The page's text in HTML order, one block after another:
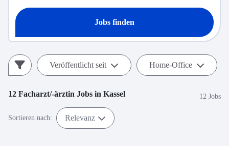
Jobs finden
Veröffentlicht seit Home-Office
12 Facharzt/-ärztin Jobs in Kassel 12 Jobs
Sortieren nach: Relevanz